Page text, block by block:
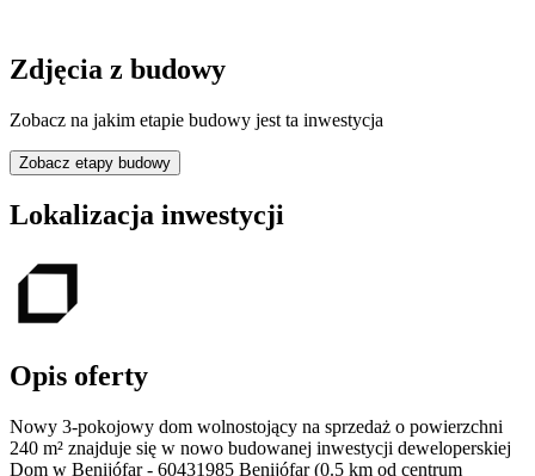
Zdjęcia z budowy
Zobacz na jakim etapie budowy jest ta inwestycja
Zobacz etapy budowy
Lokalizacja inwestycji
Opis oferty
Nowy 3-pokojowy dom wolnostojący na sprzedaż o powierzchni
240 m² znajduje się w nowo budowanej inwestycji deweloperskiej
Dom w Benijófar - 60431985 Benijófar(0.5 km od centrum